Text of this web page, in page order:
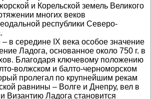
и Корельской земель Великого
многих веков
республики Северо-
в середине IX века особое значение
Ладога, основанное около 750 г. в
Благодаря ключевому положению
волжском и балто-черноморском
пролегал по крупнейшим рекам
равнины – Волге и Днепру, вел в
Византию Ладога становится